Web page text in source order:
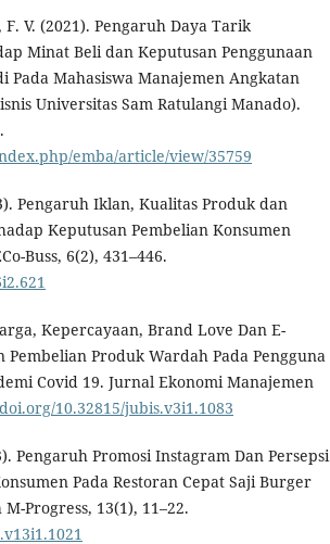
V. (2021). Pengaruh Daya Tarik
Minat Beli dan Keputusan Penggunaan
Pada Mahasiswa Manajemen Angkatan
Universitas Sam Ratulangi Manado).
emba/article/view/35759
Pengaruh Iklan, Kualitas Produk dan
Keputusan Pembelian Konsumen
Buss, 6(2), 431–446.
Kepercayaan, Brand Love Dan E-
Produk Wardah Pada Pengguna
Covid 19. Jurnal Ekonomi Manajemen
10.32815/jubis.v3i1.1083
Pengaruh Promosi Instagram Dan Persepsi
Pada Restoran Cepat Saji Burger
Progress, 13(1), 11–22.